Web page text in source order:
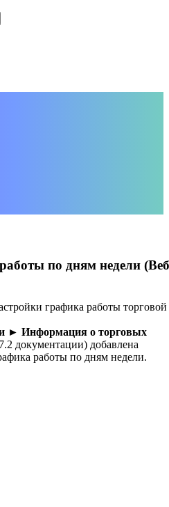
по дням недели
графика работы торговой
► Информация о торговых
документации) добавлена
работы по дням недели.